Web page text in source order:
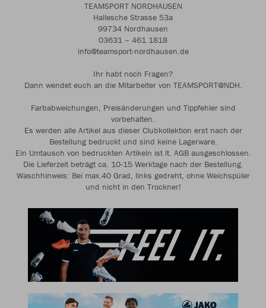
TEAMSPORT NORDHAUSEN
Hallesche Strasse 53a
99734 Nordhausen
03631 – 461 1818
info@teamsport-nordhausen.de
Ihr habt noch Fragen?
Dann wendet euch an die Mitarbeiter von TEAMSPORT@NDH.
Farbabweichungen, Preisänderungen und Tippfehler sind
vorbehalten.
Es werden alle Artikel aus dieser Clubkollektion erst nach der
Bestellung bedruckt und sind keine Lagerware.
Ein Umtausch von bedruckten Artikeln ist lt. AGB ausgeschlossen.
Die Lieferzeit beträgt ca. 10-15 Werktage nach der Bestellung.
Waschhinweis: Bei max.40 Grad, links gedreht, ohne Weichspüler
und nicht in den Trockner!